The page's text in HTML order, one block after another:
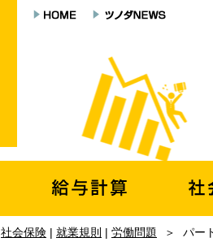
社会保険 | 就業規則 | 労働問題 ＞ パー